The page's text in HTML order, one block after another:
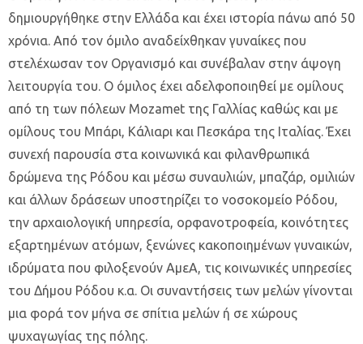
δημιουργήθηκε στην Ελλάδα και έχει ιστορία πάνω από 50
χρόνια. Από τον όμιλο αναδείχθηκαν γυναίκες που
στελέχωσαν τον Οργανισμό και συνέβαλαν στην άψογη
λειτουργία του. Ο όμιλος έχει αδελφοποιηθεί με ομίλους
από τη των πόλεων Mozamet της Γαλλίας καθώς και με
ομίλους του Μπάρι, Κάλιαρι και Πεσκάρα της Ιταλίας. Έχει
συνεχή παρουσία στα κοινωνικά και φιλανθρωπικά
δρώμενα της Ρόδου και μέσω συναυλιών, μπαζάρ, ομιλιών
και άλλων δράσεων υποστηρίζει το νοσοκομείο Ρόδου,
την αρχαιολογική υπηρεσία, ορφανοτροφεία, κοινότητες
εξαρτημένων ατόμων, ξενώνες κακοποιημένων γυναικών,
ιδρύματα που φιλοξενούν ΑμεΑ, τις κοινωνικές υπηρεσίες
του Δήμου Ρόδου κ.α. Οι συναντήσεις των μελών γίνονται
μια φορά τον μήνα σε σπίτια μελών ή σε χώρους
ψυχαγωγίας της πόλης.